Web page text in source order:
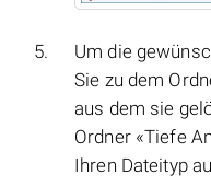
Um die
Sie zu dem
aus dem sie
Ordner «Tiefe
Ihren Dateityp